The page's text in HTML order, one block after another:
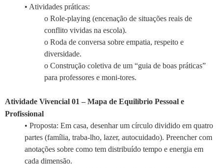
• Atividades práticas:
o Role-playing (encenação de situações reais de
conflito vividas na escola).
o Roda de conversa sobre empatia, respeito e
diversidade.
o Construção coletiva de um “guia de boas práticas”
para professores e moni-tores.
Atividade Vivencial 01 – Mapa de Equilíbrio Pessoal e
Profissional
• Proposta: Em casa, desenhar um círculo dividido em quatro
partes (família, traba-lho, lazer, autocuidado). Preencher com
anotações sobre como tem distribuído tempo e energia em
cada dimensão.